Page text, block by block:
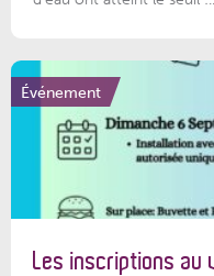
Événement
Les inscriptions au